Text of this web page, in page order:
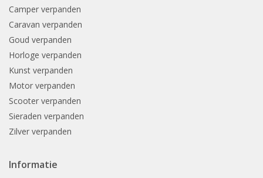
Camper verpanden
Caravan verpanden
Goud verpanden
Horloge verpanden
Kunst verpanden
Motor verpanden
Scooter verpanden
Sieraden verpanden
Zilver verpanden
Informatie